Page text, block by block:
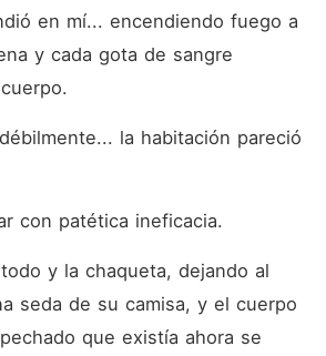
en mí... encendiendo fuego a
y cada gota de sangre
la habitación pareció
con patética ineficacia.
y la chaqueta, dejando al
seda de su camisa, y el cuerpo
que existía ahora se